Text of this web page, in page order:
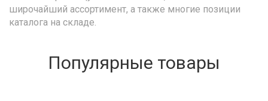
широчайший ассортимент, а также многие позиции
каталога на складе.
Популярные товары